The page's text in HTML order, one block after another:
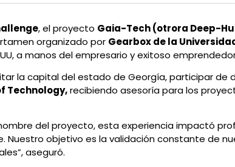
, el proyecto Gaia-Tech (otrora Deep-
organizado por Gearbox de la
a manos del empresario y exitoso
la capital del estado de Georgía, participar de
Technology,recibiendo asesoría para los
del proyecto, esta experiencia impactó
objetivo es la validación constante de
aseguró.